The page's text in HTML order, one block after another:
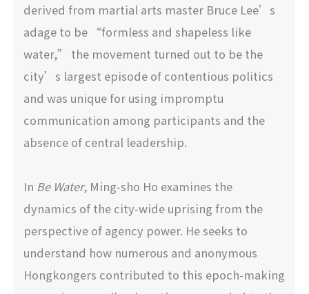
derived from martial arts master Bruce Lee’s
adage to be “formless and shapeless like
water,” the movement turned out to be the
city’s largest episode of contentious politics
and was unique for using impromptu
communication among participants and the
absence of central leadership.
In Be Water, Ming-sho Ho examines the
dynamics of the city-wide uprising from the
perspective of agency power. He seeks to
understand how numerous and anonymous
Hongkongers contributed to this epoch-making